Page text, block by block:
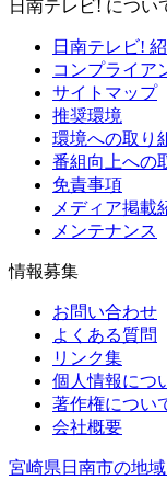
日南テレビ! につい
日南テレビ!
コンプライア
サイトマップ
推奨環境
環境への取り
番組向上への
免責事項
メディア掲載
メンテナンス
情報募集
お問い合わせ
よくある質問
リンク集
個人情報につ
著作権につい
会社概要
宮崎県日南市の地